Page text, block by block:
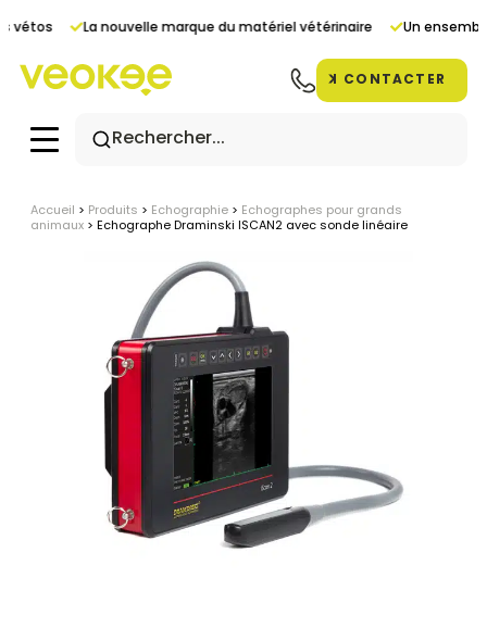
vétos La nouvelle marque du matériel vétérinaire Un
CONTACTER
Accueil > Produits > Echographie > Echographes pour grands
animaux > Echographe Draminski ISCAN2 avec sonde linéaire